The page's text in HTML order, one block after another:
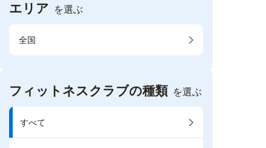
エリア を選ぶ
全国
フィットネスクラブの種類 を選ぶ
すべて